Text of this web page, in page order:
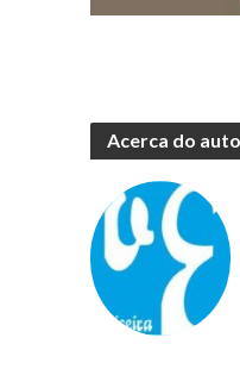
Acerca do